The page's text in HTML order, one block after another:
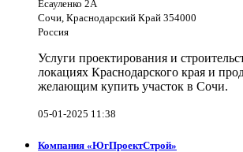
Есауленко 2А
Сочи, Краснодарский Край 354000
Россия
Услуги проектирования и
локациях Краснодарского края и
желающим купить участок в Сочи.
05-01-2025 11:38
Компания «ЮгПроектСтрой»